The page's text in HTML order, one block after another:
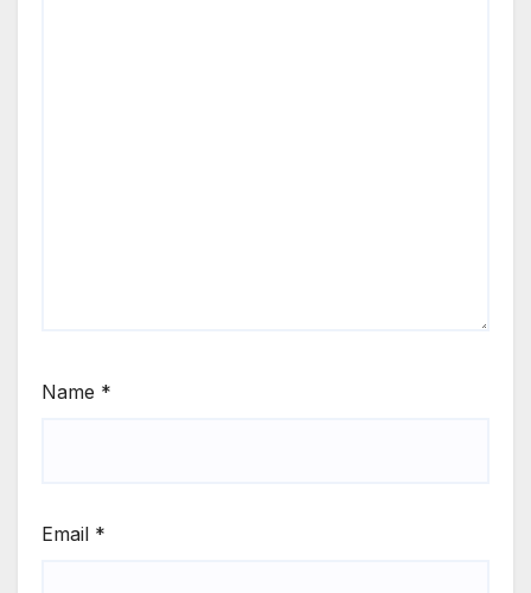
Name *
Email *